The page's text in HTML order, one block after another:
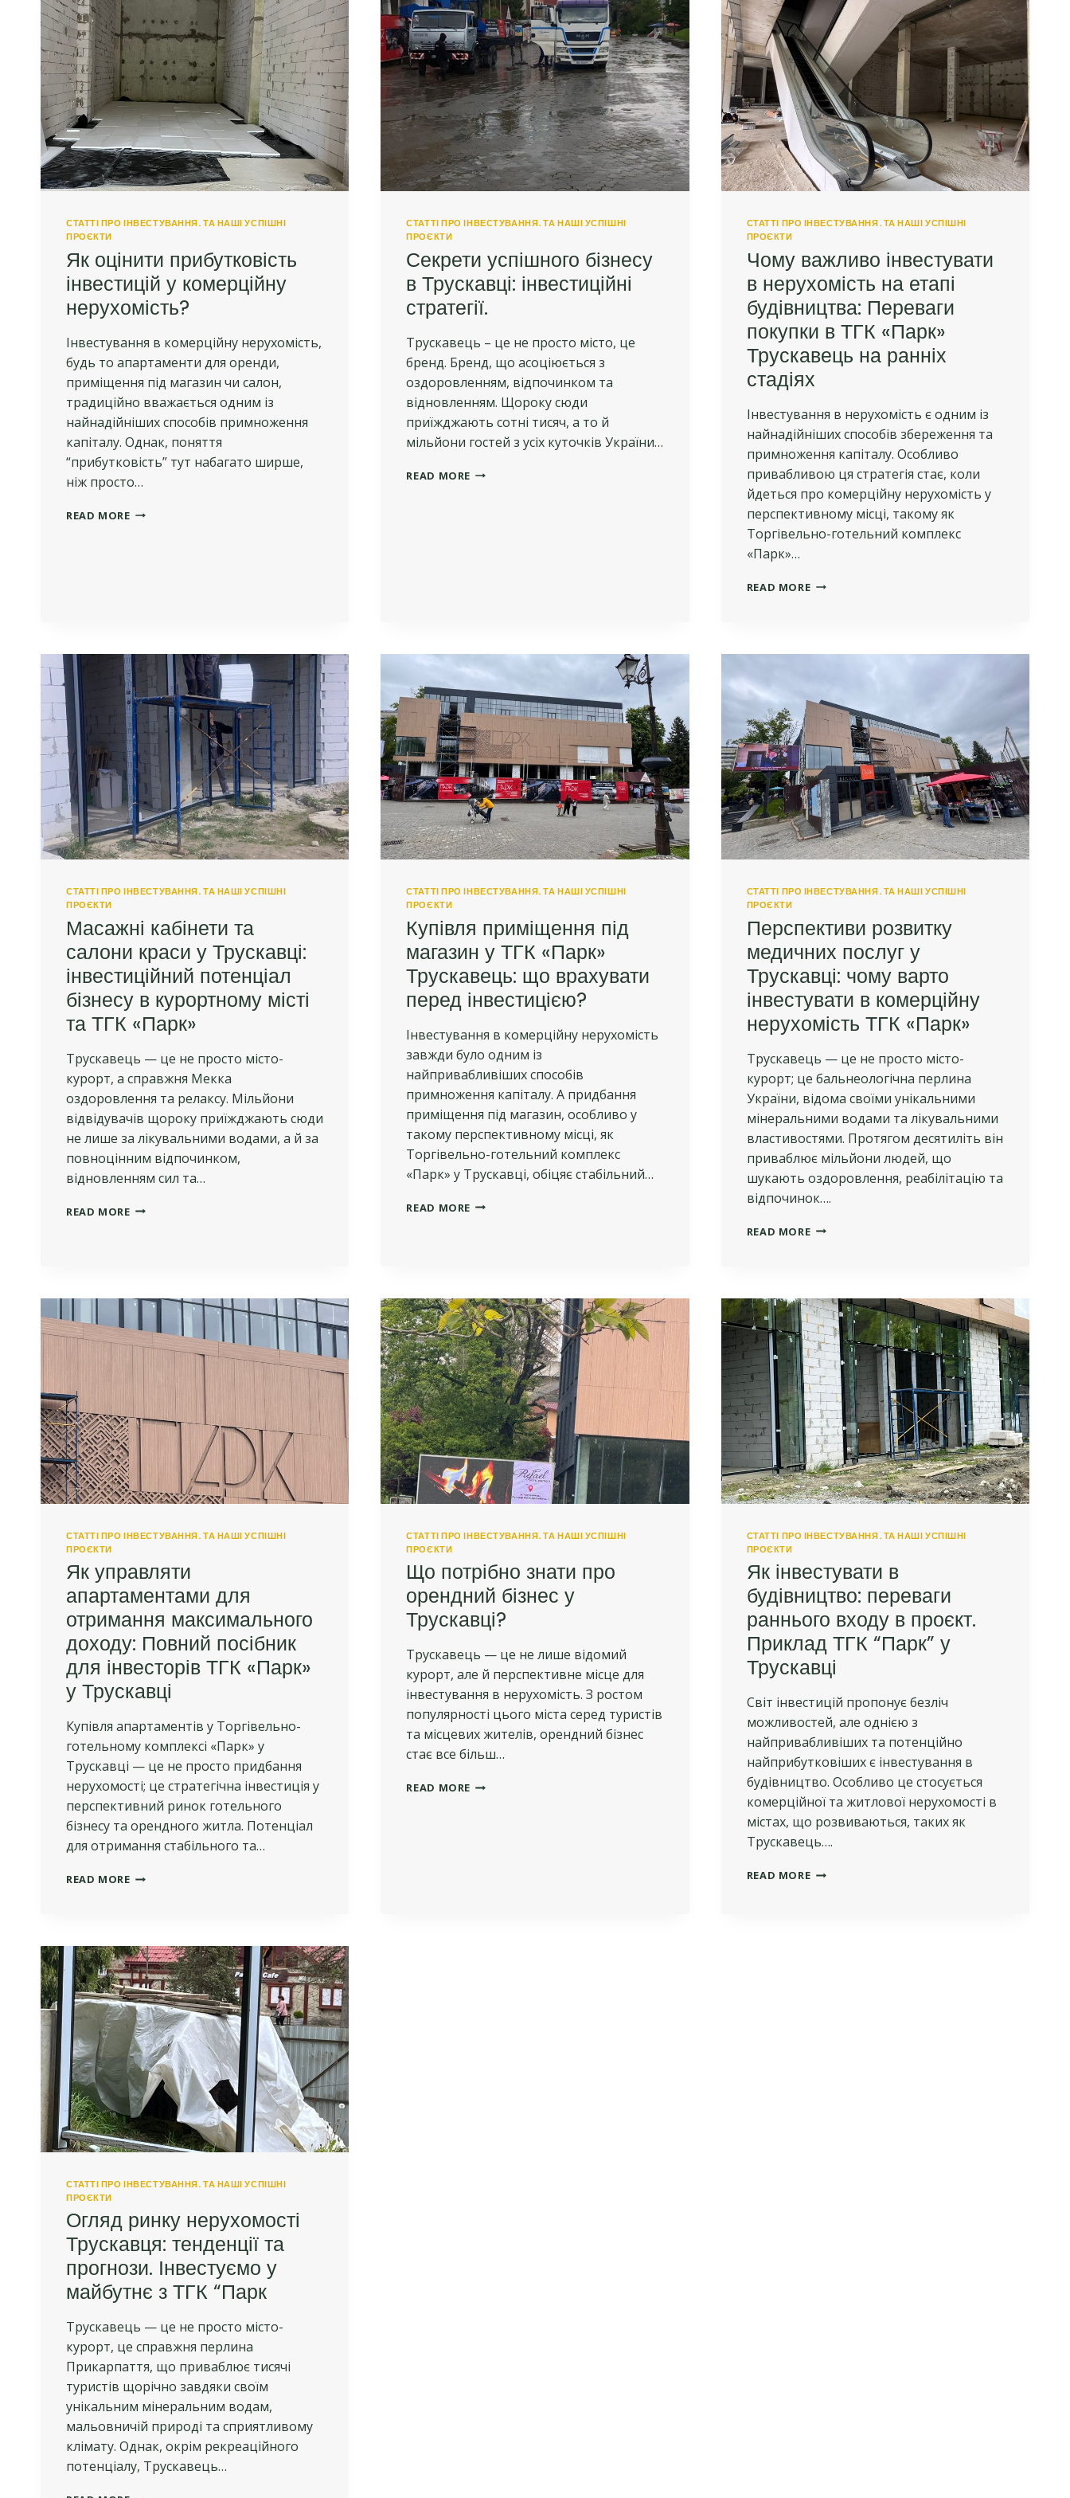
СТАТТІ ПРО ІНВЕСТУВАННЯ. ТА НАШІ УСПІШНІ
ПРОЄКТИ
Як оцінити прибутковість
інвестицій у комерційну
нерухомість?
Інвестування в комерційну нерухомість,
будь то апартаменти для оренди,
приміщення під магазин чи салон,
традиційно вважається одним із
найнадійніших способів примноження
капіталу. Однак, поняття
“прибутковість” тут набагато ширше,
ніж просто…
READ MOREЯК
СТАТТІ ПРО ІНВЕСТУВАННЯ. ТА НАШІ УСПІШНІ
ПРОЄКТИ
Секрети успішного бізнесу
в Трускавці: інвестиційні
стратегії.
Трускавець – це не просто місто, це
бренд. Бренд, що асоціюється з
оздоровленням, відпочинком та
відновленням. Щороку сюди
приїжджають сотні тисяч, а то й
мільйони гостей з усіх куточків України…
READ MORE СЕКРЕТИ
СТАТТІ ПРО ІНВЕСТУВАННЯ. ТА НАШІ УСПІШНІ
ПРОЄКТИ
Чому важливо інвестувати
в нерухомість на етапі
будівництва: Переваги
покупки в ТГК «Парк»
Трускавець на ранніх
стадіях
Інвестування в нерухомість є одним із
найнадійніших способів збереження та
примноження капіталу. Особливо
привабливою ця стратегія стає, коли
йдеться про комерційну нерухомість у
перспективному місці, такому як
Торгівельно-готельний комплекс
«Парк»…
READ MOREЧОМУ
ПЕРЕВАГИ
ПОКУПКИ
В
ТГК
«ПАРК»
ТРУСКАВЕЦЬ
НА
РАННІХ
СТАДІЯХ
СТАТТІ ПРО ІНВЕСТУВАННЯ. ТА НАШІ УСПІШНІ
ПРОЄКТИ
Масажні кабінети та
салони краси у Трускавці:
інвестиційний потенціал
бізнесу в курортному місті
та ТГК «Парк»
Трускавець — це не просто місто-
курорт, а справжня Мекка
оздоровлення та релаксу. Мільйони
відвідувачів щороку приїжджають сюди
не лише за лікувальними водами, а й за
повноцінним відпочинком,
відновленням сил та…
READ MOREМАСАЖНІ
ТРУСКАВЦІ:
ІНВЕСТИЦІЙНИЙ
ПОТЕНЦІАЛ
БІЗНЕСУ
ТА
ТГК
СТАТТІ ПРО ІНВЕСТУВАННЯ. ТА НАШІ УСПІШНІ
ПРОЄКТИ
Купівля приміщення під
магазин у ТГК «Парк»
Трускавець: що врахувати
перед інвестицією?
Інвестування в комерційну нерухомість
завжди було одним із
найпривабливіших способів
примноження капіталу. А придбання
приміщення під магазин, особливо у
такому перспективному місці, як
Торгівельно-готельний комплекс
«Парк» у Трускавці, обіцяє стабільний…
READ MORE КУПІВЛЯ
«ПАРК»
ТРУСКАВЕЦЬ:
ЩО
ВРАХУВАТИ
ПЕРЕД
ІНВЕСТИЦІЄЮ?
СТАТТІ ПРО ІНВЕСТУВАННЯ. ТА НАШІ УСПІШНІ
ПРОЄКТИ
Перспективи розвитку
медичних послуг у
Трускавці: чому варто
інвестувати в комерційну
нерухомість ТГК «Парк»
Трускавець — це не просто місто-
курорт; це бальнеологічна перлина
України, відома своїми унікальними
мінеральними водами та лікувальними
властивостями. Протягом десятиліть він
приваблює мільйони людей, що
шукають оздоровлення, реабілітацію та
відпочинок….
READ MOREПЕРСПЕКТИВИ
ТРУСКАВЦІ:
ЧОМУ
ВАРТО
ІНВЕСТУВАТИ
В
КОМЕРЦІЙНУ
НЕРУХОМІСТЬ
ТГК
«ПАРК»
СТАТТІ ПРО ІНВЕСТУВАННЯ. ТА НАШІ УСПІШНІ
ПРОЄКТИ
Як управляти
апартаментами для
отримання максимального
доходу: Повний посібник
для інвесторів ТГК «Парк»
у Трускавці
Купівля апартаментів у Торгівельно-
готельному комплексі «Парк» у
Трускавці — це не просто придбання
нерухомості; це стратегічна інвестиція у
перспективний ринок готельного
бізнесу та орендного житла. Потенціал
для отримання стабільного та…
READ MOREЯК
МАКСИМАЛЬНОГО
ДОХОДУ:
ПОВНИЙ
ПОСІБНИК
ДЛЯ
ІНВЕСТОРІВ
ТГК
«ПАРК»
У
ТРУСКАВЦІ
СТАТТІ ПРО ІНВЕСТУВАННЯ. ТА НАШІ УСПІШНІ
ПРОЄКТИ
Що потрібно знати про
орендний бізнес у
Трускавці?
Трускавець — це не лише відомий
курорт, але й перспективне місце для
інвестування в нерухомість. З ростом
популярності цього міста серед туристів
та місцевих жителів, орендний бізнес
стає все більш…
READ MORE ЩО
СТАТТІ ПРО ІНВЕСТУВАННЯ. ТА НАШІ УСПІШНІ
ПРОЄКТИ
Як інвестувати в
будівництво: переваги
раннього входу в проєкт.
Приклад ТГК “Парк” у
Трускавці
Світ інвестицій пропонує безліч
можливостей, але однією з
найпривабливіших та потенційно
найприбутковіших є інвестування в
будівництво. Особливо це стосується
комерційної та житлової нерухомості в
містах, що розвиваються, таких як
Трускавець….
READ MOREЯК
СТАТТІ ПРО ІНВЕСТУВАННЯ. ТА НАШІ УСПІШНІ
ПРОЄКТИ
Огляд ринку нерухомості
Трускавця: тенденції та
прогнози. Інвестуємо у
майбутнє з ТГК “Парк
Трускавець — це не просто місто-
курорт, це справжня перлина
Прикарпаття, що приваблює тисячі
туристів щорічно завдяки своїм
унікальним мінеральним водам,
мальовничій природі та сприятливому
клімату. Однак, окрім рекреаційного
потенціалу, Трускавець…